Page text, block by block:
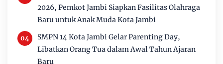
2026, Pemkot Jambi Siapkan Fasilitas Olahraga
Baru untuk Anak Muda Kota Jambi
SMPN 14 Kota Jambi Gelar Parenting Day,
Libatkan Orang Tua dalam Awal Tahun Ajaran
Baru